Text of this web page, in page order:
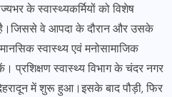
के स्वास्थ्यकर्मियों को विशेष
है।जिससे वे आपदा के दौरान और उसके
स्वास्थ्य एवं मनोसामाजिक
प्रशिक्षण स्वास्थ्य विभाग के चंदर नगर
में शुरू हुआ।इसके बाद पौड़ी, फिर